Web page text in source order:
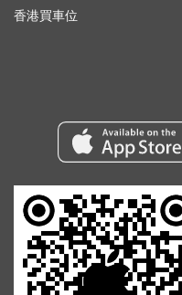
香港買車位